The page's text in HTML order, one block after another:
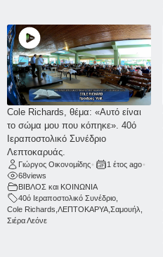
Cole Richards, θέμα: «Αυτό είναι
το σώμα μου που κόπηκε». 40ό
Ιεραποστολικό Συνέδριο
Λεπτοκαρυάς.
Γιώργος Οικονομίδης• 1 έτος ago•
68views
ΒΙΒΛΟΣ και ΚΟΙΝΩΝΙΑ
40ό Ιεραποστολικό Συνέδριο
Cole Richards ΛΕΠΤΟΚΑΡΥΑ Σαμουήλ
Σιέρα Λεόνε